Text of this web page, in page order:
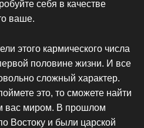
себя в качестве
ваше.
этого кармического числа
половине жизни. И все
сложный характер.
это, то сможете найти
вас миром. В прошлом
Востоку и были царской